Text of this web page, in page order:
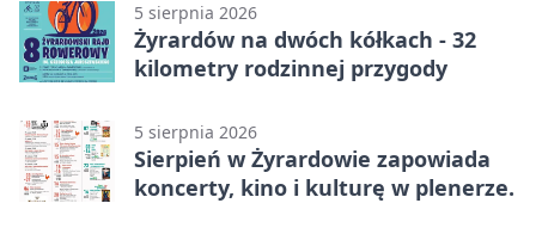
5 sierpnia 2026
Żyrardów na dwóch kółkach - 32
kilometry rodzinnej przygody
5 sierpnia 2026
Sierpień w Żyrardowie zapowiada
koncerty, kino i kulturę w plenerze.